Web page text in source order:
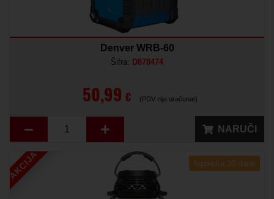
Denver WRB-60
Šifra: D878474
50,99 € (PDV nije uračunat)
NARUČI
AKCIJA Isporuka 10 dana